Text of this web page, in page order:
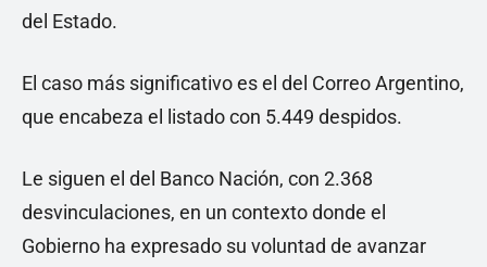
del Estado.
El caso más significativo es el del Correo Argentino,
que encabeza el listado con 5.449 despidos.
Le siguen el del Banco Nación, con 2.368
desvinculaciones, en un contexto donde el
Gobierno ha expresado su voluntad de avanzar